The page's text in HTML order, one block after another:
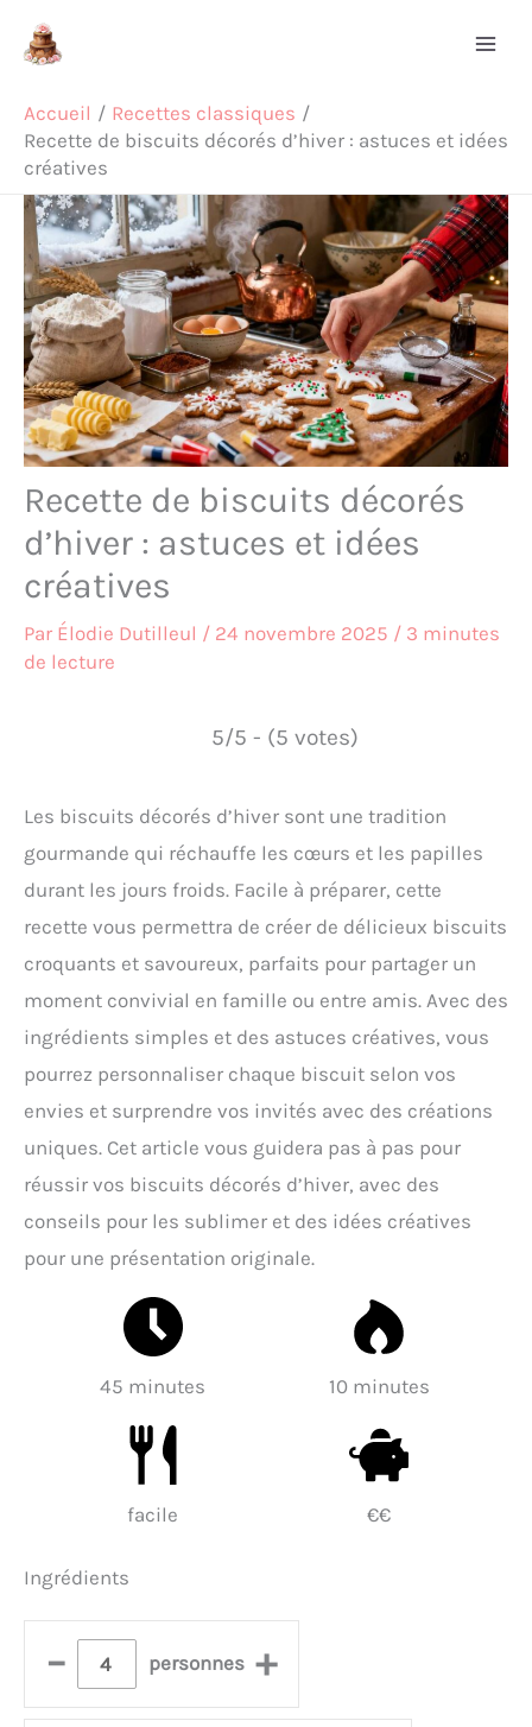
Accueil
Recettes classiques
Recette de biscuits décorés d’hiver : astuces et idées
créatives
Recette de biscuits décorés
d’hiver : astuces et idées
créatives
Par Élodie Dutilleul / 24 novembre 2025 / 3 minutes
de lecture
5/5 - (5 votes)
Les biscuits décorés d’hiver sont une tradition
gourmande qui réchauffe les cœurs et les papilles
durant les jours froids. Facile à préparer, cette
recette vous permettra de créer de délicieux biscuits
croquants et savoureux, parfaits pour partager un
moment convivial en famille ou entre amis. Avec des
ingrédients simples et des astuces créatives, vous
pourrez personnaliser chaque biscuit selon vos
envies et surprendre vos invités avec des créations
uniques. Cet article vous guidera pas à pas pour
réussir vos biscuits décorés d’hiver, avec des
conseils pour les sublimer et des idées créatives
pour une présentation originale.
45 minutes 10 minutes
facile €€
Ingrédients
– personnes +
Rechercher